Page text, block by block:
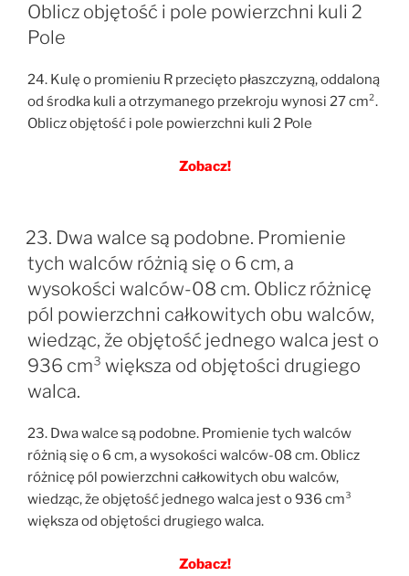
Oblicz objętość i pole powierzchni kuli 2
Pole
24. Kulę o promieniu R przecięto płaszczyzną, oddaloną
od środka kuli a otrzymanego przekroju wynosi 27 cm².
Oblicz objętość i pole powierzchni kuli 2 Pole
Zobacz!
23. Dwa walce są podobne. Promienie
tych walców różnią się o 6 cm, a
wysokości walców-08 cm. Oblicz różnicę
pól powierzchni całkowitych obu walców,
wiedząc, že objętość jednego walca jest o
936 cm³ większa od objętości drugiego
walca.
23. Dwa walce są podobne. Promienie tych walców
różnią się o 6 cm, a wysokości walców-08 cm. Oblicz
różnicę pól powierzchni całkowitych obu walców,
wiedząc, že objętość jednego walca jest o 936 cm³
większa od objętości drugiego walca.
Zobacz!